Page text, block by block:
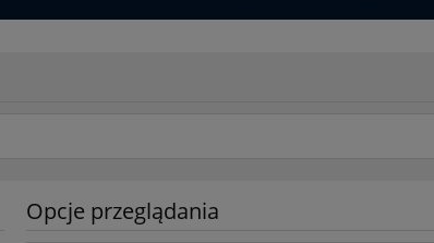
Opcje przeglądania